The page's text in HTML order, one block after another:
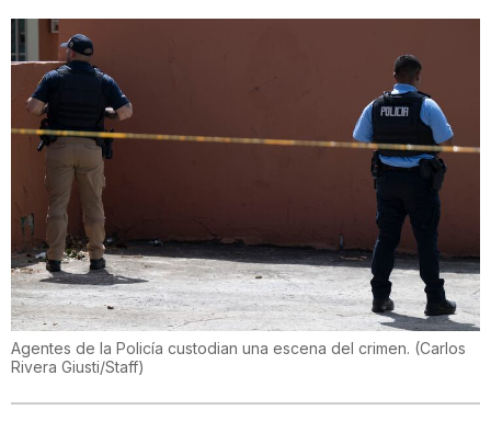
Agentes de la Policía custodian una escena del crimen. (Carlos
Rivera Giusti/Staff)